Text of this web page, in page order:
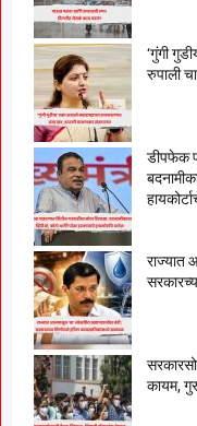
‘गुंगी
रुपाली
डीपफेक
राज्यात
कायम,